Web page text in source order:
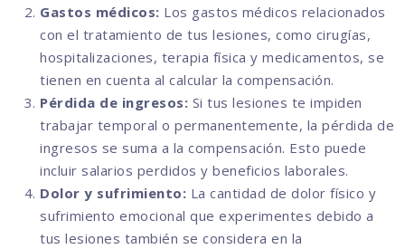
Gastos médicos: Los gastos médicos relacionados
con el tratamiento de tus lesiones, como cirugías,
hospitalizaciones, terapia física y medicamentos, se
tienen en cuenta al calcular la compensación.
Pérdida de ingresos: Si tus lesiones te impiden
trabajar temporal o permanentemente, la pérdida de
ingresos se suma a la compensación. Esto puede
incluir salarios perdidos y beneficios laborales.
Dolor y sufrimiento: La cantidad de dolor físico y
sufrimiento emocional que experimentes debido a
tus lesiones también se considera en la